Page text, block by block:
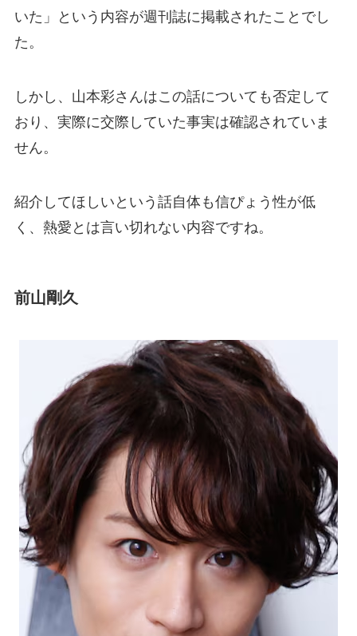
いた」という内容が週刊誌に掲載されたことでし
た。
しかし、山本彩さんはこの話についても否定して
おり、実際に交際していた事実は確認されていま
せん。
紹介してほしいという話自体も信ぴょう性が低
く、熱愛とは言い切れない内容ですね。
前山剛久